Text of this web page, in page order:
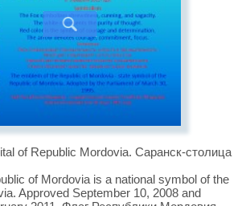
of Republic Mordovia. Саранск-столица
of Mordovia is a national symbol of the
Approved September 10, 2008 and